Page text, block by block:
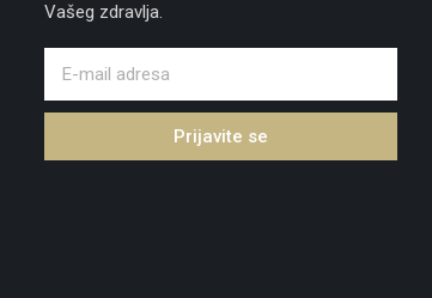
Vašeg zdravlja.
Prijavite se